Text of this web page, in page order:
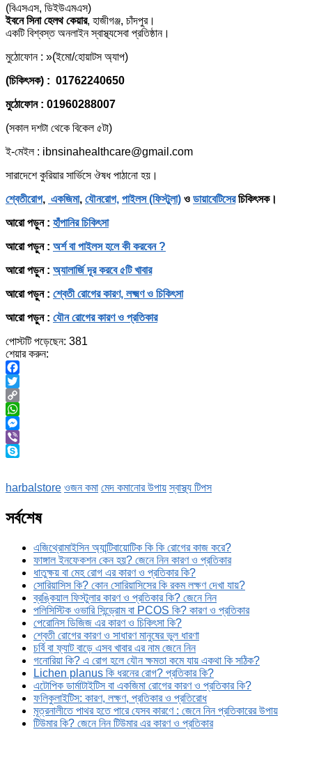
(বিএসএস, ডিইউএমএস)
ইবনে সিনা হেলথ কেয়ার, হাজীগঞ্জ, চাঁদপুর।
একটি বিশ্বস্ত অনলাইন স্বাস্থ্যসেবা প্রতিষ্ঠান।
মুঠোফোন : »(ইমো/হোয়াটস অ্যাপ)
(চিকিৎসক) : 01762240650
মুঠোফোন : 01960288007
(সকাল দশটা থেকে বিকেল ৫টা)
ই-মেইল : ibnsinahealthcare@gmail.com
সারাদেশে কুরিয়ার সার্ভিসে ঔষধ পাঠানো হয়।
শ্বেতীরোগ, একজিমা, যৌনরোগ, পাইলস (ফিস্টুলা) ও ডায়াবেটিসেরচিকিৎসক।
আরো পড়ুন : হাঁপানির চিকিৎসা
আরো পড়ুন : অর্শ বা পাইলস হলে কী করবেন ?
আরো পড়ুন : অ্যালার্জি দূর করবে ৫টি খাবার
আরো পড়ুন : শ্বেতী রোগের কারণ, লক্ষ্মণ ও চিকিৎসা
আরো পড়ুন : যৌন রোগের কারণ ও প্রতিকার
পোস্টটি পড়েছেন: 381
শেয়ার করুন:
Facebook
Twitter
Copy
Link
WhatsApp
Messenger
Viber
harbalstore ওজন কমা মেদ কমানোর উপায় স্বাস্থ্য টিপস
সর্বশেষ
এজিথ্রোমাইসিন অ্যান্টিবায়োটিক কি কি রোগের কাজ করে?
ফাঙ্গাল ইনফেকশন কেন হয়? জেনে নিন কারণ ও প্রতিকার
ধাতুক্ষয় বা মেহ রোগ এর কারণ ও প্রতিকার কি?
সোরিয়াসিস কি? কোন সোরিয়াসিসের কি রকম লক্ষণ দেখা যায়?
ব্রঙ্কিয়াল ফিস্টুলার কারণ ও প্রতিকার কি? জেনে নিন
পলিসিস্টিক ওভারি সিন্ড্রোম বা PCOS কি? কারণ ও প্রতিকার
পেরোনিস ডিজিজ এর কারণ ও চিকিৎসা কি?
শ্বেতী রোগের কারণ ও সাধারণ মানুষের ভুল ধারণা
চর্বি বা ফ্যাট বাড়ে এসব খাবার এর নাম জেনে নিন
গনোরিয়া কি? এ রোগ হলে যৌন ক্ষমতা কমে যায় একথা কি সঠিক?
Lichen planus কি ধরনের রোগ? প্রতিকার কি?
এটোপিক ডার্মাটাইটিস বা একজিমা রোগের কারণ ও প্রতিকার কি?
ফলিকুলাইটিস: কারণ, লক্ষণ, প্রতিকার ও প্রতিরোধ
মূত্রনালীতে পাথর হতে পারে যেসব কারণে : জেনে নিন প্রতিকারের উপায়
টিউমার কি? জেনে নিন টিউমার এর কারণ ও প্রতিকার